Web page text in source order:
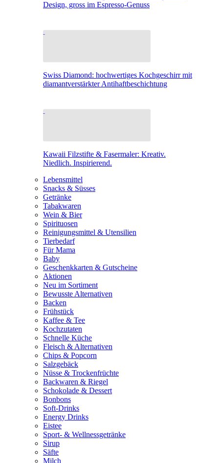
Design, gross im Espresso-Genuss
Swiss Diamond: hochwertiges Kochgeschirr mit
diamantverstärkter Antihaftbeschichtung
Kawaii Filzstifte & Fasermaler: Kreativ.
Niedlich. Inspirierend.
Lebensmittel
Snacks & Süsses
Getränke
Tabakwaren
Wein & Bier
Spirituosen
Reinigungsmittel & Utensilien
Tierbedarf
Für Mama
Baby
Geschenkkarten & Gutscheine
Aktionen
Neu im Sortiment
Bewusste Alternativen
Backen
Frühstück
Kaffee & Tee
Kochzutaten
Schnelle Küche
Fleisch & Alternativen
Chips & Popcorn
Salzgebäck
Nüsse & Trockenfrüchte
Backwaren & Riegel
Schokolade & Dessert
Bonbons
Soft-Drinks
Energy Drinks
Eistee
Sport- & Wellnessgetränke
Sirup
Säfte
Milch